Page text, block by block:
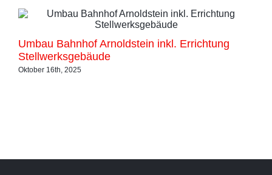
Umbau Bahnhof Arnoldstein inkl. Errichtung
Stellwerksgebäude
Oktober 16th, 2025